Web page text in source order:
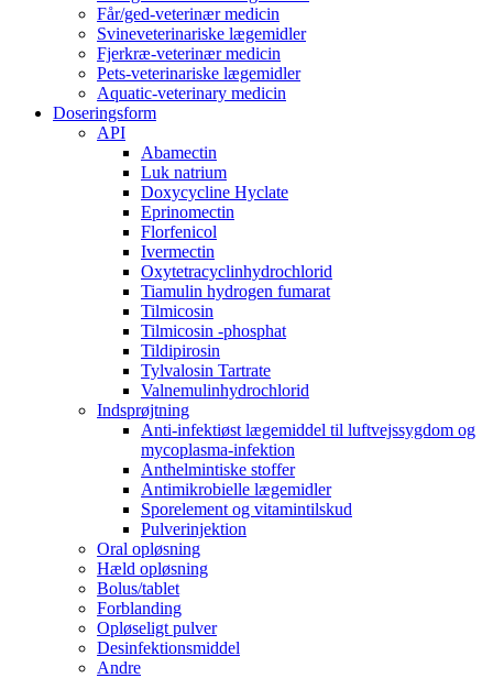
Får/ged-veterinær medicin
Svineveterinariske lægemidler
Fjerkræ-veterinær medicin
Pets-veterinariske lægemidler
Aquatic-veterinary medicin
Doseringsform
API
Abamectin
Luk natrium
Doxycycline Hyclate
Eprinomectin
Florfenicol
Ivermectin
Oxytetracyclinhydrochlorid
Tiamulin hydrogen fumarat
Tilmicosin
Tilmicosin -phosphat
Tildipirosin
Tylvalosin Tartrate
Valnemulinhydrochlorid
Indsprøjtning
Anti-infektiøst lægemiddel til luftvejssygdom og
mycoplasma-infektion
Anthelmintiske stoffer
Antimikrobielle lægemidler
Sporelement og vitamintilskud
Pulverinjektion
Oral opløsning
Hæld opløsning
Bolus/tablet
Forblanding
Opløseligt pulver
Desinfektionsmiddel
Andre